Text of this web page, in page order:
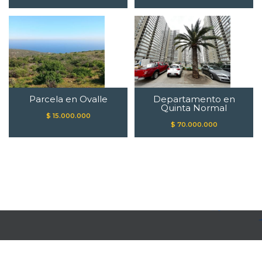
Parcela en Ovalle
$ 15.000.000
Departamento en
Quinta Normal
$ 70.000.000